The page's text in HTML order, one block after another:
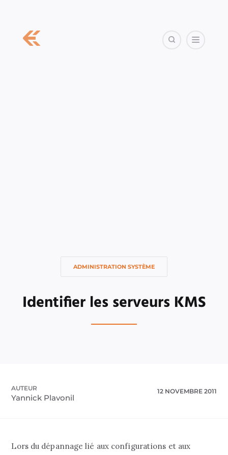
ADMINISTRATION SYSTÈME
Identifier les serveurs KMS
AUTEUR
Yannick Plavonil
12 NOVEMBRE 2011
Lors du dépannage lié aux configurations et aux